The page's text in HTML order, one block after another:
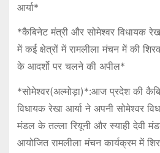
आर्या*
*कैबिनेट मंत्री और सोमेश्वर विधायक
में कई क्षेत्रों में रामलीला मंचन में की
के आदर्शो पर चलने की अपील*
*सोमेश्वर(अल्मोड़ा)*:आज प्रदेश की
विधायक रेखा आर्या ने अपनी सोमेश्वर
मंडल के तल्ला रियूनी और स्याही देवी
आयोजित रामलीला मंचन कार्यक्रम में